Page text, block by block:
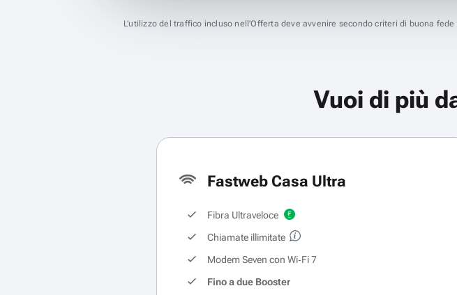
L’utilizzo del traffico incluso nell’Offerta deve avvenire secondo criteri di buona
Vuoi di più
Fastweb Casa Ultra
Fibra Ultraveloce
Chiamate illimitate
Modem Seven con Wi‑Fi 7
Fino a due Booster